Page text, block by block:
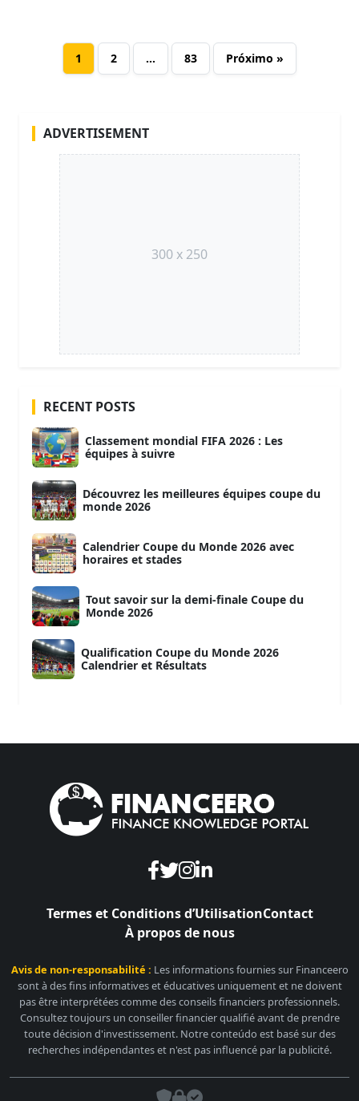
1 2 … 83 Próximo »
ADVERTISEMENT
300 x 250
RECENT POSTS
Classement mondial FIFA 2026 : Les
équipes à suivre
Découvrez les meilleures équipes coupe du
monde 2026
Calendrier Coupe du Monde 2026 avec
horaires et stades
Tout savoir sur la demi-finale Coupe du
Monde 2026
Qualification Coupe du Monde 2026
Calendrier et Résultats
Termes et Conditions d’UtilisationContact
À propos de nous
Avis de non-responsabilité : Les informations fournies sur Financeero
sont à des fins informatives et éducatives uniquement et ne doivent
pas être interprétées comme des conseils financiers professionnels.
Consultez toujours un conseiller financier qualifié avant de prendre
toute décision d'investissement. Notre conteúdo est basé sur des
recherches indépendantes et n'est pas influencé par la publicité.